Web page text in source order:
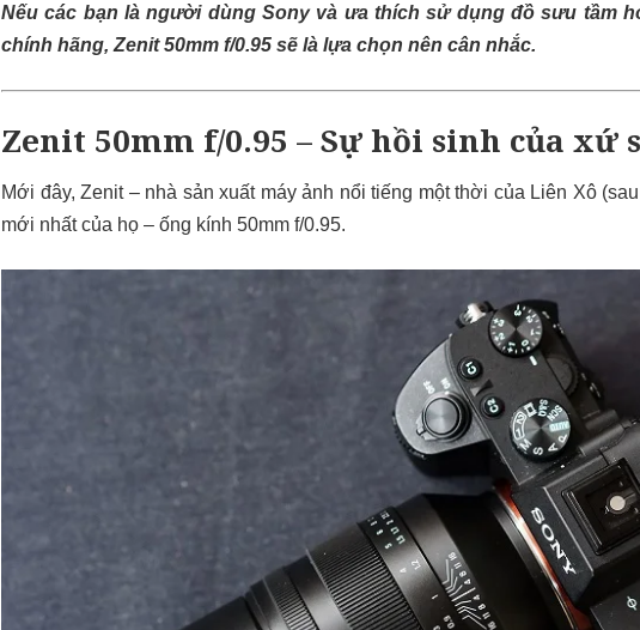
Nếu các bạn là người dùng Sony và ưa thích sử dụng đồ sưu tầm
chính hãng, Zenit 50mm f/0.95 sẽ là lựa chọn nên cân nhắc.
Zenit 50mm f/0.95 – Sự hồi sinh của xứ
Mới đây, Zenit – nhà sản xuất máy ảnh nổi tiếng một thời của Liên Xô
mới nhất của họ – ống kính 50mm f/0.95.